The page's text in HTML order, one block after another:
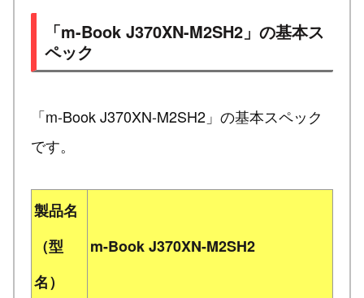
「m-Book J370XN-M2SH2」の基本ス
ペック
「m-Book J370XN-M2SH2」の基本スペック
です。
製品名
（型
名）
m-Book J370XN-M2SH2